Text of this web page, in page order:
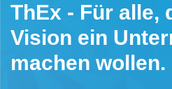
ThEx - Für alle,
Vision ein
machen wollen.